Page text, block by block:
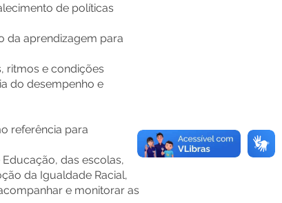
de políticas
da aprendizagem para
ritmos e condições
do desempenho e
referência para
das escolas,
da Igualdade Racial,
e monitorar as